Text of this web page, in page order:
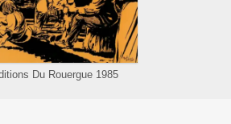
Du Rouergue 1985